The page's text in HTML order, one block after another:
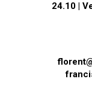
24.10 |